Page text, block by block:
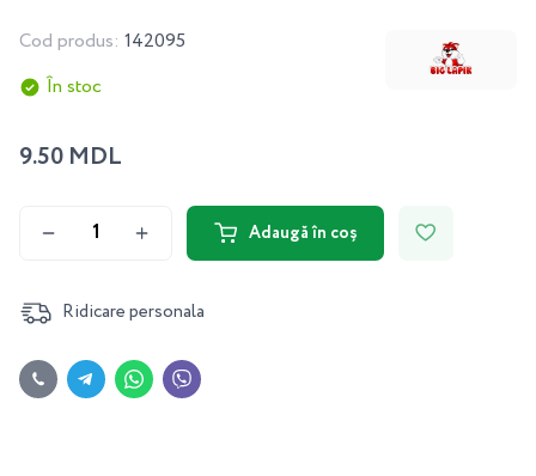
Cod produs: 142095
În stoc
9.50 MDL
Adaugă în coș
Ridicare personala